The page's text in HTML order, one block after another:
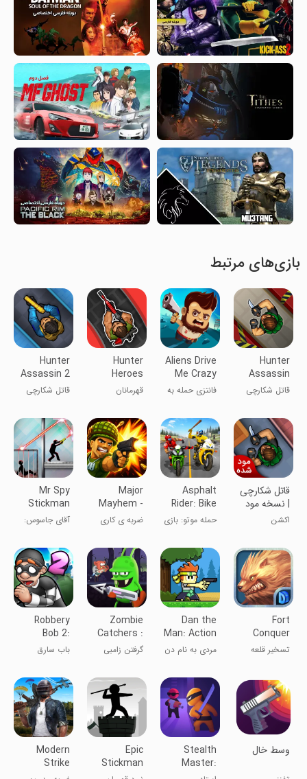
بازی‌های مرتبط
Hunter
Assassin
قاتل شکارچی
Aliens Drive
Me Crazy
فانتزی حمله به
Hunter
Heroes
قهرمانان
Hunter
Assassin 2
قاتل شکارچی
قاتل شکارچی
| نسخه مود
شده
اکشن
Asphalt
Rider: Bike
Attack
حمله موتو: بازی
Major
Mayhem -
Go
Commando
ضربه ی کاری
Mr Spy
Stickman
Bullet
Shooter
Games
آقای جاسوس:
stickman آزاد
و آفلاین
Fort
Conquer
تسخیر قلعه
Dan the
Man: Action
Platformer
مردی به نام دن
Zombie
Catchers :
Hunt & sell
گرفتن زامبی
Robbery
Bob 2:
Double
Trouble
باب سارق
‏‏‏وسط خال
Stealth
Master:
Epic
Stickman
Modern
Strike